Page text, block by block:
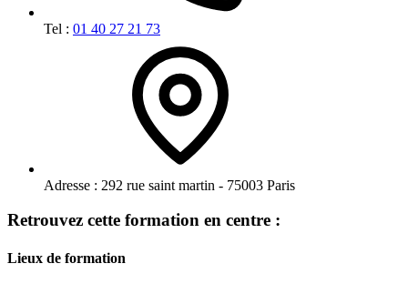
Tel : 01 40 27 21 73
Adresse : 292 rue saint martin - 75003 Paris
Retrouvez cette formation en centre :
Lieux de formation